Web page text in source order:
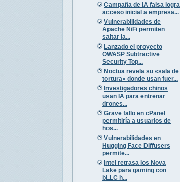
Campaña de IA falsa logra
acceso inicial a empresa...
Vulnerabilidades de
Apache NiFi permiten
saltar la...
Lanzado el proyecto
OWASP Subtractive
Security Top...
Noctua revela su «sala de
tortura» donde usan fuer...
Investigadores chinos
usan IA para entrenar
drones...
Grave fallo en cPanel
permitiría a usuarios de
hos...
Vulnerabilidades en
Hugging Face Diffusers
permite...
Intel retrasa los Nova
Lake para gaming con
bLLC h...